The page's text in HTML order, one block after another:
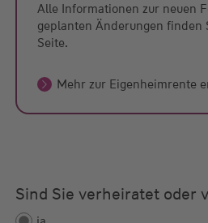
Alle Informationen zur neuen
geplanten Änderungen finden
Seite.
Mehr zur Eigenheimrente
Sind Sie verheiratet oder